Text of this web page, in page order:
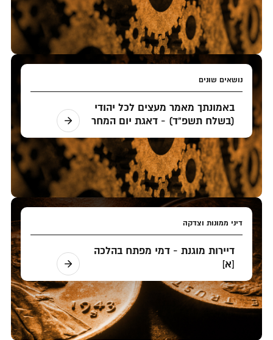
נושאים שונים
באמונתך מאמר מעצים לכל יהודי
(בשלח תשפ"ד) - דאגת יום המחר
דיני ממונות וצדקה
דיירות מוגנת - דמי מפתח בהלכה
[א]